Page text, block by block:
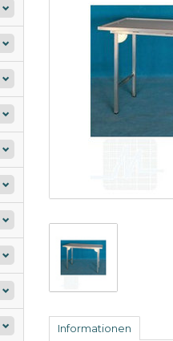
Informationen